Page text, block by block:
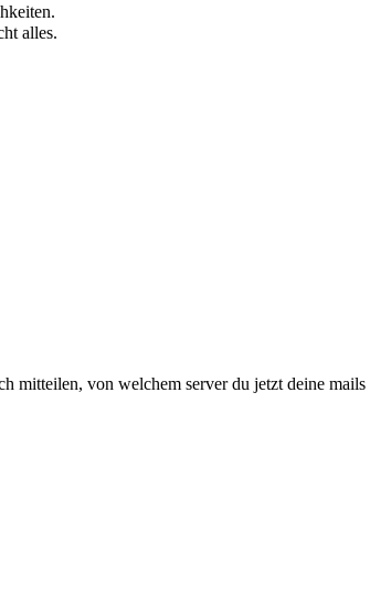
alles.
mitteilen, von welchem server du jetzt deine